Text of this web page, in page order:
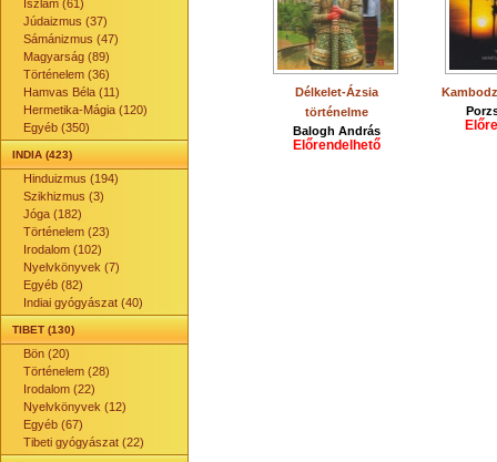
Iszlám (61)
Júdaizmus (37)
Sámánizmus (47)
Magyarság (89)
Történelem (36)
Hamvas Béla (11)
Hermetika-Mágia (120)
Egyéb (350)
INDIA (423)
Hinduizmus (194)
Szikhizmus (3)
Jóga (182)
Történelem (23)
Irodalom (102)
Nyelvkönyvek (7)
Egyéb (82)
Indiai gyógyászat (40)
TIBET (130)
Bön (20)
Történelem (28)
Irodalom (22)
Nyelvkönyvek (12)
Egyéb (67)
Tibeti gyógyászat (22)
Délkelet-Ázsia
történelme
Balogh András
Előrendelhető